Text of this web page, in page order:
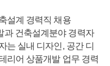
설계 경력직 채용
과 건축설계분야 경력자
는 실내 디자인, 공간 디
리어 상품개발 업무 경력